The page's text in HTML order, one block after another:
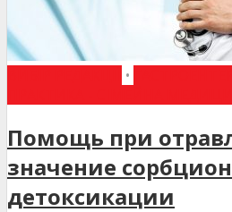
•
Помощь при
значение
детоксикации